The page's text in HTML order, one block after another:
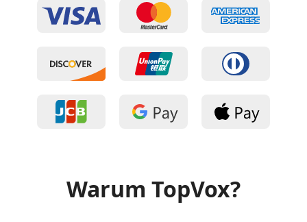
Warum TopVox?